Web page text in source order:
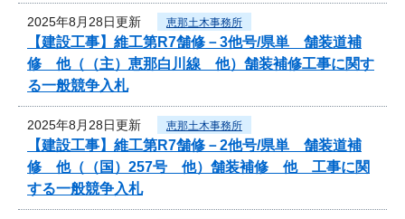
2025年8月28日更新 恵那土木事務所
【建設工事】維工第R7舗修－3他号/県単 舗装道補
修 他（（主）恵那白川線 他）舗装補修工事に関す
る一般競争入札
2025年8月28日更新 恵那土木事務所
【建設工事】維工第R7舗修－2他号/県単 舗装道補
修 他（（国）257号 他）舗装補修 他 工事に関
する一般競争入札